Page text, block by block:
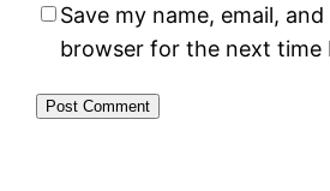
Save my name, email,
browser for the next time